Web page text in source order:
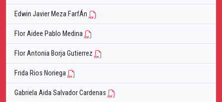
Edwin Javier Meza FarfÁn
Flor Aidee Pablo Medina
Flor Antonia Borja Gutierrez
Frida Rios Noriega
Gabriela Aida Salvador Cardenas